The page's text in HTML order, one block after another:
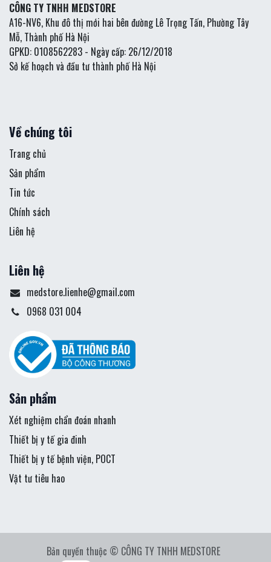
CÔNG TY TNHH MEDSTORE
A16-NV6, Khu đô thị mới hai bên đường Lê Trọng Tấn, Phường Tây
Mỗ, Thành phố Hà Nội
GPKD: 0108562283 - Ngày cấp: 26/12/2018
Sở kế hoạch và đầu tư thành phố Hà Nội
Về chúng tôi
Trang chủ
Sản phẩm
Tin tức
Chính sách
Liên hệ
Liên hệ
medstore.lienhe@gmail.com
0968 031 004
Sản phẩm
Xét nghiệm chẩn đoán nhanh
Thiết bị y tế gia đinh
Thiết bị y tế bệnh viện, POCT
Vật tư tiêu hao
Bản quyền thuộc © CÔNG TY TNHH MEDSTORE